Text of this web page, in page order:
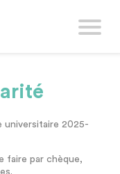
universitaire 2025-
faire par chèque,